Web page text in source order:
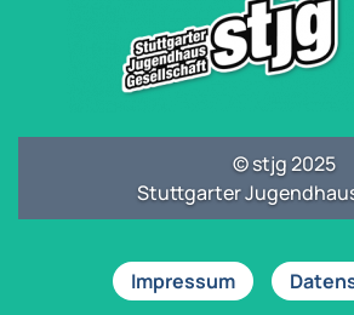
© stjg 2025
Stuttgarter
Impressum